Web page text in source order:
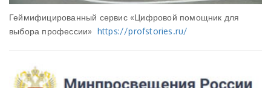
Геймифицированный сервис «Цифровой помощник для
выбора профессии» https://profstories.ru/